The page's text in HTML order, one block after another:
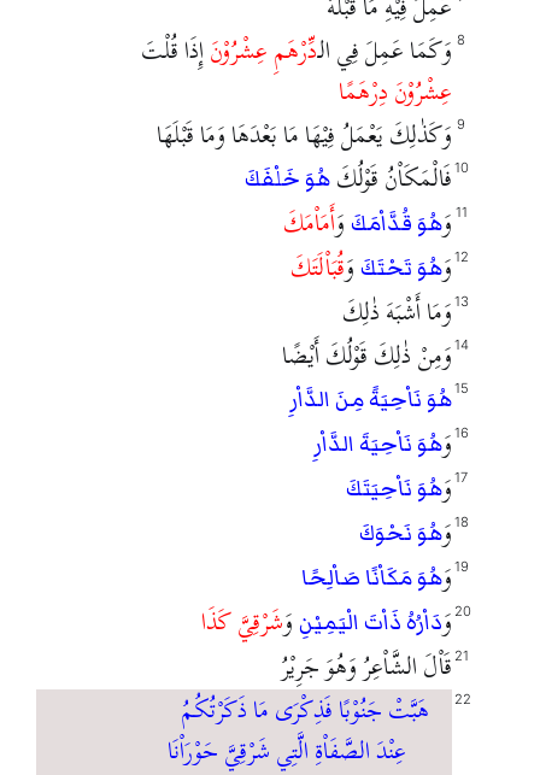
وَكَمَا عَمِلَ فِي الـدِّرْهَمِعِشْرُوْنَإِذَا قُلْتَ
عِشْرُوْنَ دِرْهَمًا
8
وَكَذٰلِكَ يَعْمَلُ فِيْهَا مَا بَعْدَهَا وَمَا قَبْلَهَا 9
فَالْمَكَاْنُ قَوْلُكَ هُوَ خَلْفَكَ 10
وَهُوَ قُدَّاْمَكَ وَأَمَاْمَكَ 11
وَهُوَ تَحْتَكَ وَقُبَاْلَتَكَ 12
وَمَا أَشْبَهَ ذٰلِكَ 13
وَمِنْ ذٰلِكَ قَوْلُكَ أَيْضًا 14
هُوَ نَاْحِيَةً مِنَ الدَّاْرِ15
وَهُوَ نَاْحِيَةَ الدَّاْرِ 16
وَهُوَ نَاْحِيَتَكَ 17
وَهُوَ نَحْوَكَ 18
وَهُوَ مَكَاْنًا صَاْلِحًا 19
وَدَاْرُهُ ذَاْتَ الْيَمِيْنِ وَشَرْقِيَّ كَذَا 20
قَاْلَ الشَّاْعِرُ وَهُوَ جَرِيْرُ 21
هَبَّتْ جَنُوْبًا فَذِكْرَى مَا ذَكَرْتُكُمُ
عِنْدَ الصَّفَاْةِ الَّتِي شَرْقِيَّ حَوْرَاْنَا
22